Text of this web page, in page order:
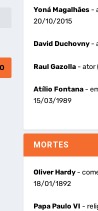
Yoná Magalhães-
20/10/2015
David Duchovny-
Raul Gazolla- ator
Atílio Fontana-
15/03/1989
MORTES
Oliver Hardy-
18/01/1892
Papa Paulo VI -